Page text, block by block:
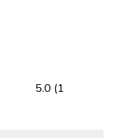
5.0 (1